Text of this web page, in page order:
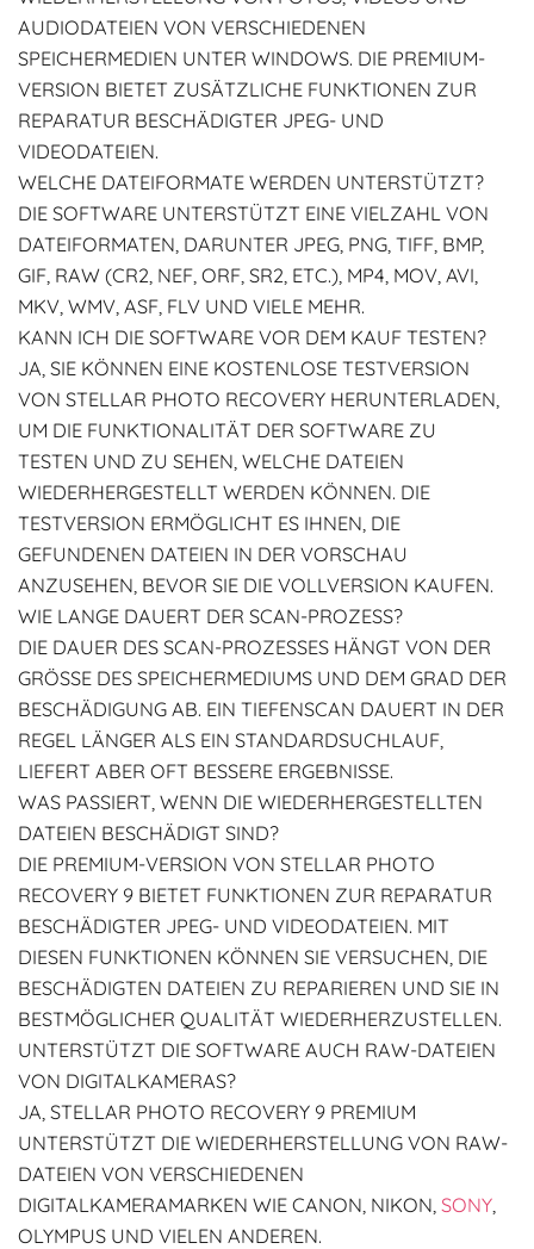
AUDIODATEIEN VON VERSCHIEDENEN
SPEICHERMEDIEN UNTER WINDOWS. DIE PREMIUM-
VERSION BIETET ZUSÄTZLICHE FUNKTIONEN ZUR
REPARATUR BESCHÄDIGTER JPEG- UND
VIDEODATEIEN.
WELCHE DATEIFORMATE WERDEN UNTERSTÜTZT?
DIE SOFTWARE UNTERSTÜTZT EINE VIELZAHL VON
DATEIFORMATEN, DARUNTER JPEG, PNG, TIFF, BMP,
GIF, RAW (CR2, NEF, ORF, SR2, ETC.), MP4, MOV, AVI,
MKV, WMV, ASF, FLV UND VIELE MEHR.
KANN ICH DIE SOFTWARE VOR DEM KAUF TESTEN?
JA, SIE KÖNNEN EINE KOSTENLOSE TESTVERSION
VON STELLAR PHOTO RECOVERY HERUNTERLADEN,
UM DIE FUNKTIONALITÄT DER SOFTWARE ZU
TESTEN UND ZU SEHEN, WELCHE DATEIEN
WIEDERHERGESTELLT WERDEN KÖNNEN. DIE
TESTVERSION ERMÖGLICHT ES IHNEN, DIE
GEFUNDENEN DATEIEN IN DER VORSCHAU
ANZUSEHEN, BEVOR SIE DIE VOLLVERSION KAUFEN.
WIE LANGE DAUERT DER SCAN-PROZESS?
DIE DAUER DES SCAN-PROZESSES HÄNGT VON DER
GRÖSSE DES SPEICHERMEDIUMS UND DEM GRAD DER B
ESCHÄDIGUNG AB. EIN TIEFENSCAN DAUERT IN DER R
EGEL LÄNGER ALS EIN STANDARDSUCHLAUF, L
IEFERT ABER OFT BESSERE ERGEBNISSE.
WAS PASSIERT, WENN DIE WIEDERHERGESTELLTEN
DATEIEN BESCHÄDIGT SIND?
DIE PREMIUM-VERSION VON STELLAR PHOTO
RECOVERY 9 BIETET FUNKTIONEN ZUR REPARATUR
BESCHÄDIGTER JPEG- UND VIDEODATEIEN. MIT
DIESEN FUNKTIONEN KÖNNEN SIE VERSUCHEN, DIE
BESCHÄDIGTEN DATEIEN ZU REPARIEREN UND SIE IN
BESTMÖGLICHER QUALITÄT WIEDERHERZUSTELLEN.
UNTERSTÜTZT DIE SOFTWARE AUCH RAW-DATEIEN
VON DIGITALKAMERAS?
JA, STELLAR PHOTO RECOVERY 9 PREMIUM
UNTERSTÜTZT DIE WIEDERHERSTELLUNG VON RAW-
DATEIEN VON VERSCHIEDENEN
DIGITALKAMERAMARKEN WIE CANON, NIKON, SONY,
OLYMPUS UND VIELEN ANDEREN.